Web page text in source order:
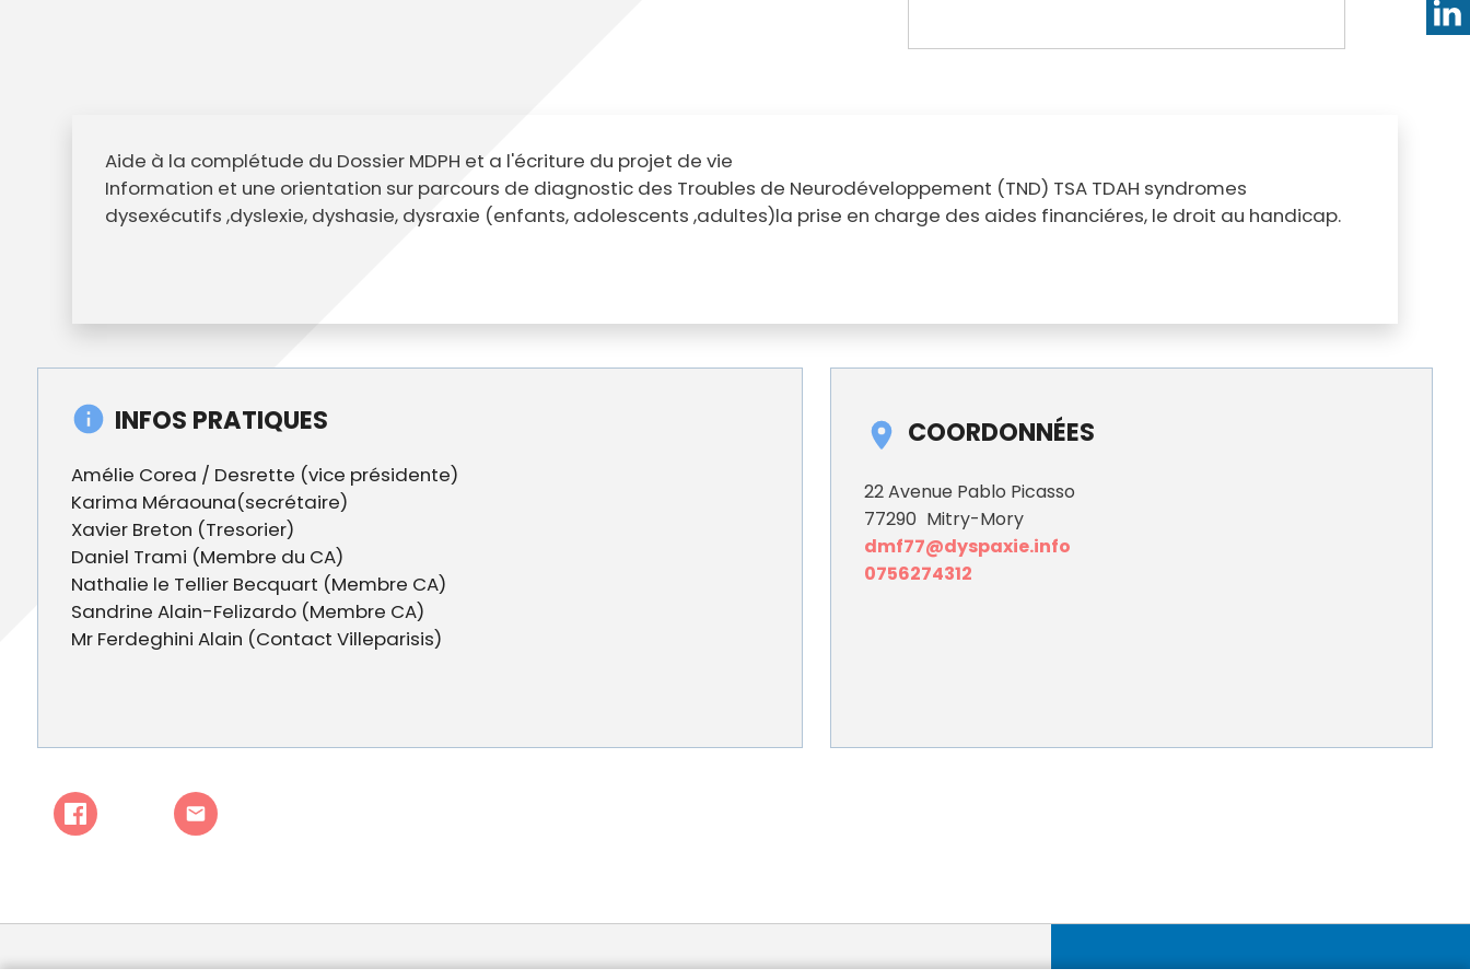
Aide à la complétude du Dossier MDPH et a l'écriture du projet de vie
Information et une orientation sur parcours de diagnostic des Troubles de Neurodéveloppement (TND) TSA TDAH syndromes
dysexécutifs ,dyslexie, dyshasie, dysraxie (enfants, adolescents ,adultes)la prise en charge des aides financiéres, le droit au handicap.
INFOS PRATIQUES
Amélie Corea / Desrette (vice présidente)
Karima Méraouna(secrétaire)
Xavier Breton (Tresorier)
Daniel Trami (Membre du CA)
Nathalie le Tellier Becquart (Membre CA)
Sandrine Alain-Felizardo (Membre CA)
Mr Ferdeghini Alain (Contact Villeparisis)
COORDONNÉES
22 Avenue Pablo Picasso
77290 Mitry-Mory
dmf77@dyspaxie.info
0756274312